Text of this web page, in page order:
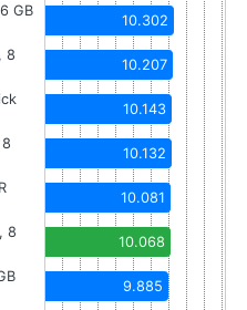
GB
10.302
8
10.207
10.143
10.132
10.081
8
10.068
9.885